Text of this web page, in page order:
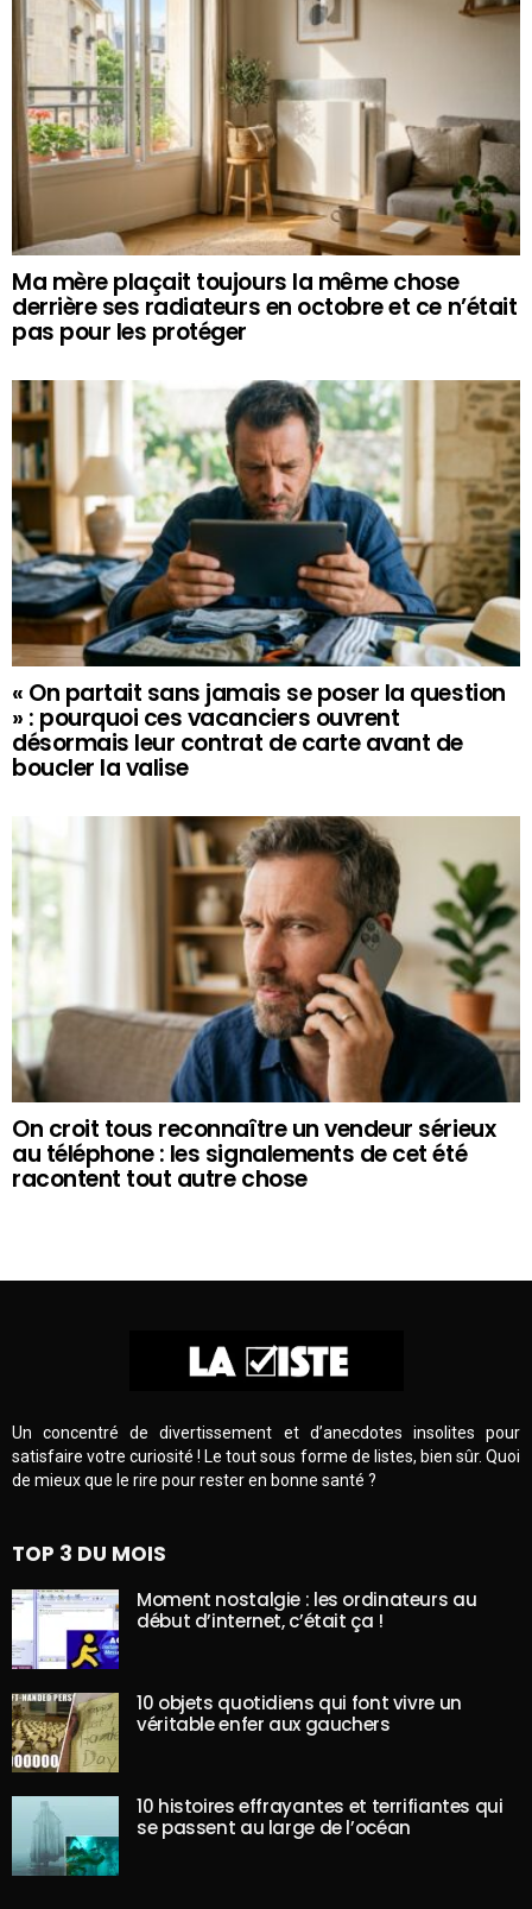
Ma mère plaçait toujours la même chose
derrière ses radiateurs en octobre et ce n’était
pas pour les protéger
« On partait sans jamais se poser la question
» : pourquoi ces vacanciers ouvrent
désormais leur contrat de carte avant de
boucler la valise
On croit tous reconnaître un vendeur sérieux
au téléphone : les signalements de cet été
racontent tout autre chose
Un concentré de divertissement et d’anecdotes insolites pour
satisfaire votre curiosité ! Le tout sous forme de listes, bien sûr. Quoi
de mieux que le rire pour rester en bonne santé ?
TOP 3 DU MOIS
Moment nostalgie : les ordinateurs au
début d’internet, c’était ça !
10 objets quotidiens qui font vivre un
véritable enfer aux gauchers
10 histoires effrayantes et terrifiantes qui
se passent au large de l’océan